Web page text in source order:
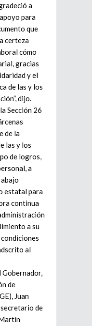
a
para
que
certeza
cómo
gracias
y el
de las y los
dijo.
Sección 26
de la
las y los
de logros,
a
estatal para
continua
a su
al
Gobernador,
de
Juan
de